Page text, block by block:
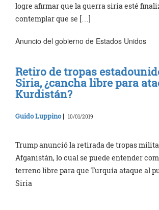
logre afirmar que la guerra siria esté
contemplar que se […]
Anuncio del gobierno de Estados Unidos
Retiro de tropas
Siria, ¿cancha libre para
Kurdistán?
Guido Luppino| 10/01/2019
Trump anunció la retirada de tropas
Afganistán, lo cual se puede entender
terreno libre para que Turquía ataque al
Siria